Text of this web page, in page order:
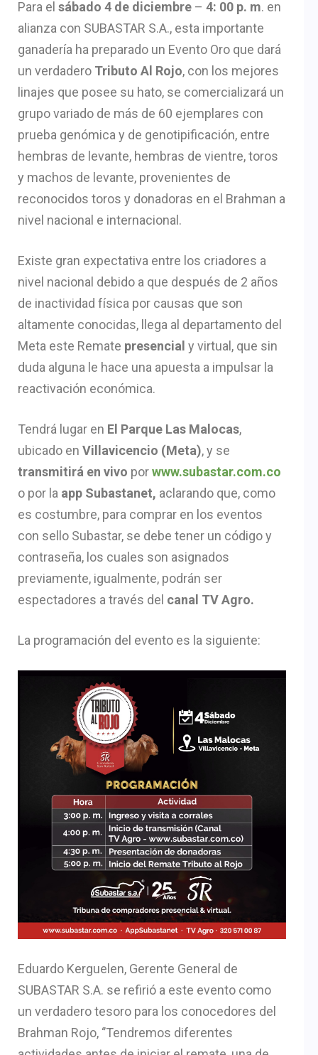
Para el sábado 4 de diciembre – 4: 00 p. m. en
alianza con SUBASTAR S.A., esta importante
ganadería ha preparado un Evento Oro que dará
un verdadero Tributo Al Rojo, con los mejores
linajes que posee su hato, se comercializará un
grupo variado de más de 60 ejemplares con
prueba genómica y de genotipificación, entre
hembras de levante, hembras de vientre, toros
y machos de levante, provenientes de
reconocidos toros y donadoras en el Brahman a
nivel nacional e internacional.
Existe gran expectativa entre los criadores a
nivel nacional debido a que después de 2 años
de inactividad física por causas que son
altamente conocidas, llega al departamento del
Meta este Remate presencial y virtual, que sin
duda alguna le hace una apuesta a impulsar la
reactivación económica.
Tendrá lugar en El Parque Las Malocas,
ubicado en Villavicencio (Meta), y se
transmitirá en vivo porwww.subastar.com.co
o por la app Subastanet, aclarando que, como
es costumbre, para comprar en los eventos
con sello Subastar, se debe tener un código y
contraseña, los cuales son asignados
previamente, igualmente, podrán ser
espectadores a través del canal TV Agro.
La programación del evento es la siguiente:
Eduardo Kerguelen, Gerente General de
SUBASTAR S.A. se refirió a este evento como
un verdadero tesoro para los conocedores del
Brahman Rojo, ‘’Tendremos diferentes